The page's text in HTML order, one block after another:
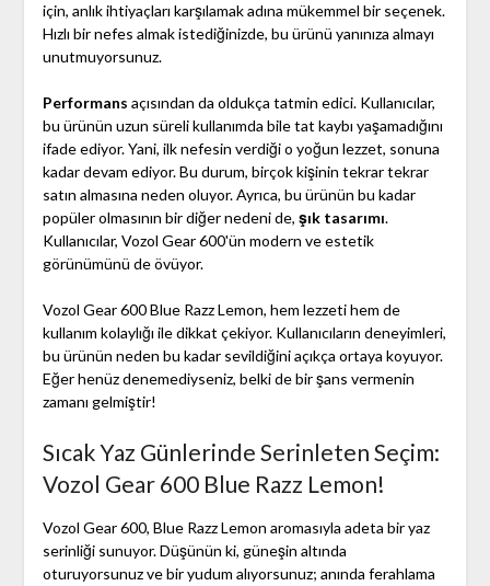
için, anlık ihtiyaçları karşılamak adına mükemmel bir seçenek.
Hızlı bir nefes almak istediğinizde, bu ürünü yanınıza almayı
unutmuyorsunuz.
Performans açısından da oldukça tatmin edici. Kullanıcılar,
bu ürünün uzun süreli kullanımda bile tat kaybı yaşamadığını
ifade ediyor. Yani, ilk nefesin verdiği o yoğun lezzet, sonuna
kadar devam ediyor. Bu durum, birçok kişinin tekrar tekrar
satın almasına neden oluyor. Ayrıca, bu ürünün bu kadar
popüler olmasının bir diğer nedeni de, şık tasarımı.
Kullanıcılar, Vozol Gear 600'ün modern ve estetik
görünümünü de övüyor.
Vozol Gear 600 Blue Razz Lemon, hem lezzeti hem de
kullanım kolaylığı ile dikkat çekiyor. Kullanıcıların deneyimleri,
bu ürünün neden bu kadar sevildiğini açıkça ortaya koyuyor.
Eğer henüz denemediyseniz, belki de bir şans vermenin
zamanı gelmiştir!
Sıcak Yaz Günlerinde Serinleten Seçim:
Vozol Gear 600 Blue Razz Lemon!
Vozol Gear 600, Blue Razz Lemon aromasıyla adeta bir yaz
serinliği sunuyor. Düşünün ki, güneşin altında
oturuyorsunuz ve bir yudum alıyorsunuz; anında ferahlama